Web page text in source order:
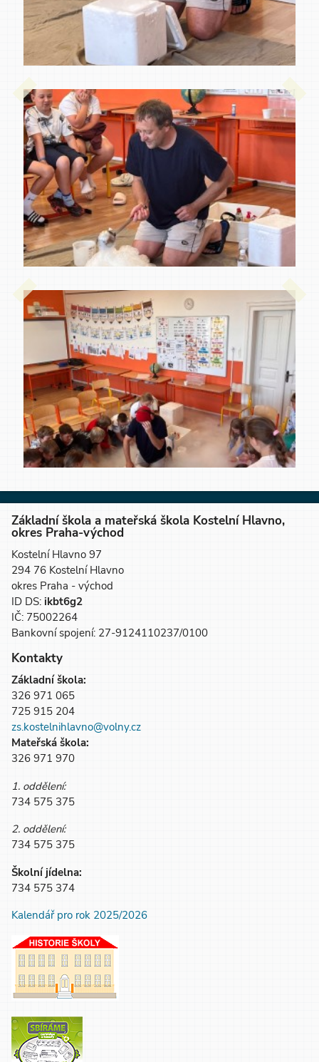
Základní škola a mateřská škola Kostelní Hlavno,
okres Praha-východ
Kostelní Hlavno 97
294 76 Kostelní Hlavno
okres Praha - východ
ID DS:ikbt6g2
IČ: 75002264
Bankovní spojení: 27-9124110237/0100
Kontakty
Základní škola:
326 971 065
725 915 204
zs.kostelnihlavno@volny.cz
Mateřská škola:
326 971 970
1. oddělení:
734 575 375
2. oddělení:
734 575 375
Školní jídelna:
734 575 374
Kalendář pro rok 2025/2026